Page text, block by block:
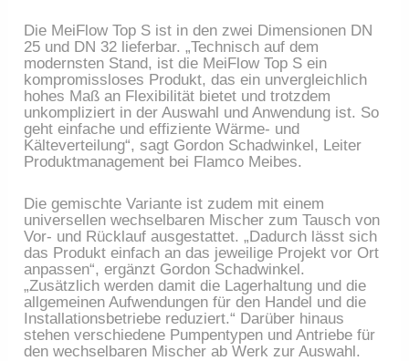
Die MeiFlow Top S ist in den zwei Dimensionen DN
25 und DN 32 lieferbar. „Technisch auf dem
modernsten Stand, ist die MeiFlow Top S ein
kompromissloses Produkt, das ein unvergleichlich
hohes Maß an Flexibilität bietet und trotzdem
unkompliziert in der Auswahl und Anwendung ist. So
geht einfache und effiziente Wärme- und
Kälteverteilung“, sagt Gordon Schadwinkel, Leiter
Produktmanagement bei Flamco Meibes.
Die gemischte Variante ist zudem mit einem
universellen wechselbaren Mischer zum Tausch von
Vor- und Rücklauf ausgestattet. „Dadurch lässt sich
das Produkt einfach an das jeweilige Projekt vor Ort
anpassen“, ergänzt Gordon Schadwinkel.
„Zusätzlich werden damit die Lagerhaltung und die
allgemeinen Aufwendungen für den Handel und die
Installationsbetriebe reduziert.“ Darüber hinaus
stehen verschiedene Pumpentypen und Antriebe für
den wechselbaren Mischer ab Werk zur Auswahl.